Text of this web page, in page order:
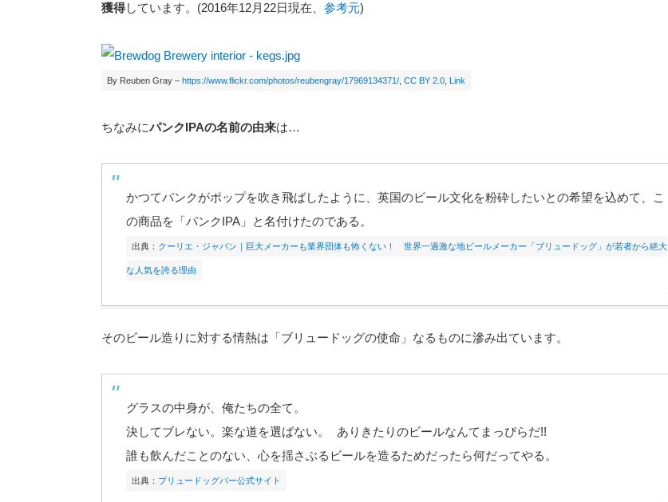
獲得しています。(2016年12月22日現在、 参考元)
By Reuben Gray – https://www.flickr.com/photos/reubengray/17969134371/, CC BY 2.0, Link
ちなみにパンクIPAの名前の由来は…
かつてパンクがポップを吹き飛ばしたように、英国のビール文化を粉砕したいとの希望を込めて、こ
の商品を「パンクIPA」と名付けたのである。
出典： クーリエ・ジャパン｜巨大メーカーも業界団体も怖くない！ 世界一過激な地ビールメーカー「ブリュードッグ」が若者から絶大
な人気を誇る理由
そのビール造りに対する情熱は「ブリュードッグの使命」なるものに滲み出ています。
グラスの中身が、俺たちの全て。
決してブレない。楽な道を選ばない。 ありきたりのビールなんてまっぴらだ!!
誰も飲んだことのない、心を揺さぶるビールを造るためだったら何だってやる。
出典： ブリュードッグバー公式サイト